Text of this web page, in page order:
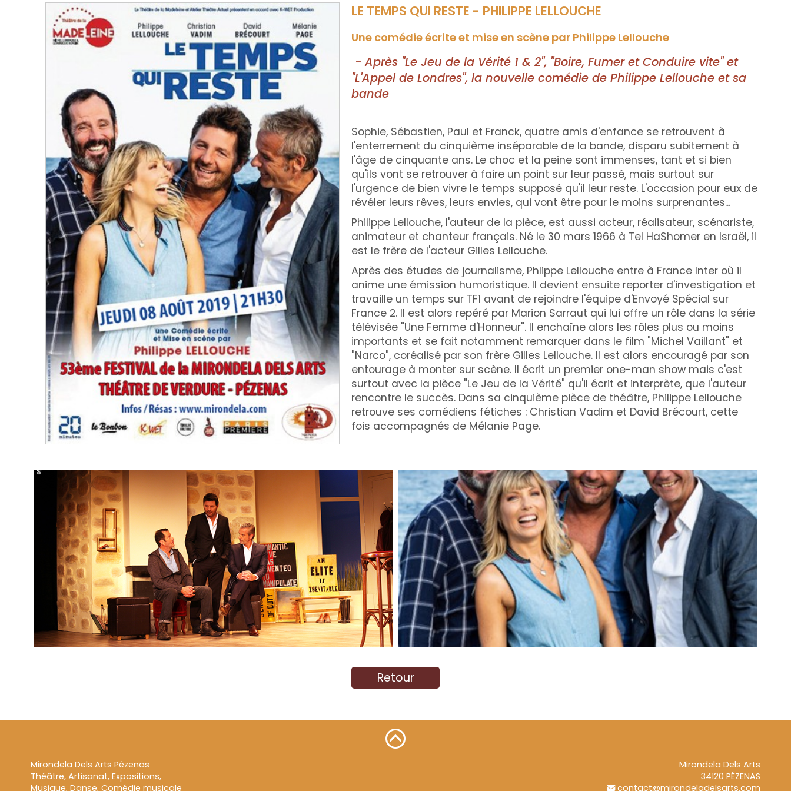
LE TEMPS QUI RESTE - PHILIPPE LELLOUCHE
Une comédie écrite et mise en scène par Philippe Lellouche
- Après "Le Jeu de la Vérité 1 & 2", "Boire, Fumer et Conduire vite" et
"L'Appel de Londres", la nouvelle comédie de Philippe Lellouche et sa
bande
Sophie, Sébastien, Paul et Franck, quatre amis d'enfance se retrouvent à
l'enterrement du cinquième inséparable de la bande, disparu subitement à
l'âge de cinquante ans. Le choc et la peine sont immenses, tant et si bien
qu'ils vont se retrouver à faire un point sur leur passé, mais surtout sur
l'urgence de bien vivre le temps supposé qu'il leur reste. L'occasion pour eux de
révéler leurs rêves, leurs envies, qui vont être pour le moins surprenantes...
Philippe Lellouche, l'auteur de la pièce, est aussi acteur, réalisateur, scénariste,
animateur et chanteur français. Né le 30 mars 1966 à Tel HaShomer en Israël, il
est le frère de l'acteur Gilles Lellouche.
Après des études de journalisme, Phlippe Lellouche entre à France Inter où il
anime une émission humoristique. Il devient ensuite reporter d'investigation et
travaille un temps sur TF1 avant de rejoindre l'équipe d'Envoyé Spécial sur
France 2. Il est alors repéré par Marion Sarraut qui lui offre un rôle dans la série
télévisée "Une Femme d'Honneur". Il enchaîne alors les rôles plus ou moins
importants et se fait notamment remarquer dans le film "Michel Vaillant" et
"Narco", coréalisé par son frère Gilles Lellouche. Il est alors encouragé par son
entourage à monter sur scène. Il écrit un premier one-man show mais c'est
surtout avec la pièce "Le Jeu de la Vérité" qu'il écrit et interprète, que l'auteur
rencontre le succès. Dans sa cinquième pièce de théâtre, Philippe Lellouche
retrouve ses comédiens fétiches : Christian Vadim et David Brécourt, cette
fois accompagnés de Mélanie Page.
Retour
Mirondela Dels Arts Pézenas
Théâtre, Artisanat, Expositions,
Musique, Danse, Comédie musicale
Mirondela Dels Arts
34120 PÉZENAS
contact@mirondeladelsarts.com